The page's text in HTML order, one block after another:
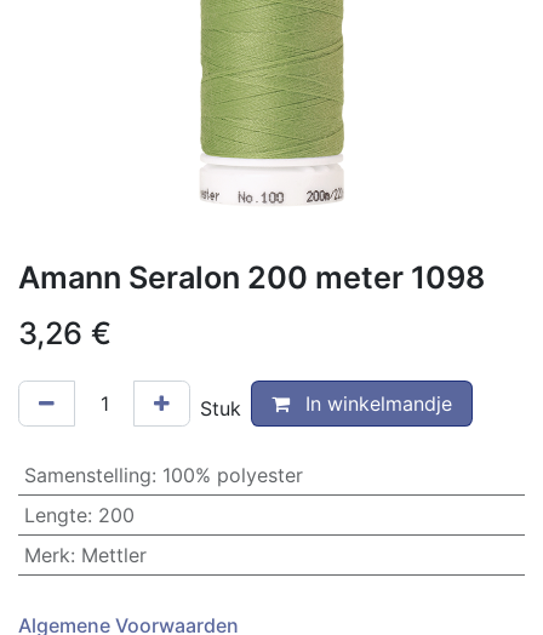
Amann Seralon 200 meter 1098
3,26 €
Stuk In winkelmandje
Samenstelling: 100% polyester
Lengte: 200
Merk: Mettler
Algemene Voorwaarden